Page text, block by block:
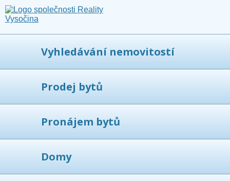
Vyhledávání nemovitostí
Prodej bytů
Pronájem bytů
Domy